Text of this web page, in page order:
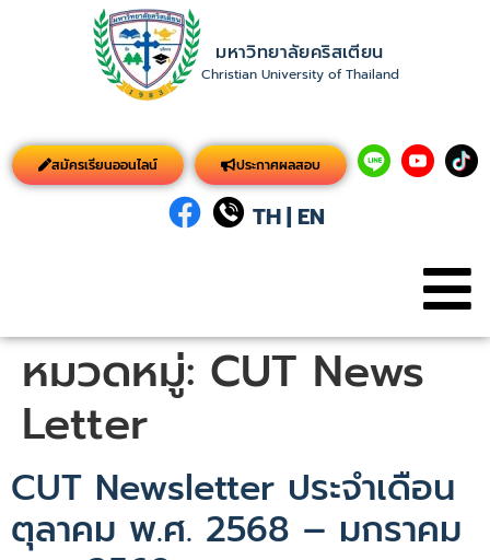
มหาวิทยาลัยคริสเตียน
Christian University of Thailand
สมัครเรียนออนไลน์ ประกาศผลสอบ
TH| EN
หมวดหมู่: CUT News
Letter
CUT Newsletter ประจำเดือน
ตุลาคม พ.ศ. 2568 – มกราคม